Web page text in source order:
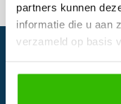
partners kunnen
informatie die u aan
verzameld op basis